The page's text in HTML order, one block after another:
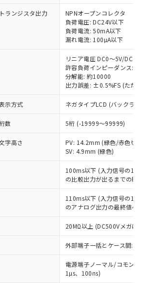
トランジスタ出力
NPNオープンコレクタ
負荷電圧: DC24V以下
負荷電流: 50mA以下
漏れ電流: 100µA以下
リニア電圧 DC0～5V/DC1
許容負荷インピーダンス:
分解能: 約10000
出力誤差: ±0.5%FS (ただ
示方式 ネガタイプLCD (バックラ
数 5桁 (-19999～99999)
字高さ
PV: 14.2mm (緑色/赤色切
SV: 4.9mm (緑色)
100ms以下 (入力信号の
の比較出力が出るまでの時
110ms以下 (入力信号の
のアナログ出力の最終値へ
20MΩ以上 (DC500Vメガに
外部端子一括とケース間:
電源端子ノーマル/コモン
1µs、100ns)
い。
ビスは、当社制御機器事業取扱
を提供させていただくもので
御機器事業取扱商品の中には、
ビスの対象外となる商品もある
況および標準価格照会結果は、
づき作成されるものであり、閲
た時点での実際の在庫および標
とは異なる場合があることをご
納期状況および標準価格はお客
取引先、またはお客様担当のオ
制御機器販売店・当社販売員に
ださい。
ン制御機器販売店や当社販売拠
況および標準価格結果を当社の
いようお願いします。
ーツ機能（部品リスト作成サー
応の商品で、対応品を出す予
中：EU RoHS指令（10物質）の
応状況を調査中または確認中の
イセンス料など無形物で、有
関係のない商品です。
事情により、非含有部品として
、含有品と判明した場合などや
することがあります。
10物質）：
以下、 水銀(Hg) 1000ppm以下、 カド
以下、
1000ppm以下、ポリ臭化ビフェニル
以下、ポリ臭化ジフェニルエーテル類
以下、フタル酸ビス(2-エチルヘキシ
：DOP) 1000ppm以下、フタル酸ブチ
） 1000ppm以下、フタル酸ジブチル
以下、フタル酸ジイソブチル
で産業用監視および制御機器に対する
ル類の４物質については閾値を超える意
いことを確認しています。
り替え状況などにより、予定
均質材料含有率が中国RoHSの
あることを示します。
均質材料含有率が中国RoHSの
ていることを示します。
認です。当社販売部門へお問
質の基準値 (GB/T26572)：
、 Hg(水銀) : 1000ppm、 Cd(カドミウ
ム) : 1000ppm、 PBBs(ポリ臭化ビフェ
、 PBDEs(ポリ臭化ジフェニルエーテ
、
ブチル) : 1000ppm、 DIBP(フタル酸ジ
、 BBP(フタル酸ブチルベンジ
ビス(2-エチルヘキシル)) : 1000ppm
使用期限
害物質（10物質）のすべてが基
ることを示します。
の使用状況下において有害物
漏えいし、環境に深刻な影響を
、これら貴社製品のうち、外国
よび外国貿易法に定める商品
｢規制貨物等」という）を輸出
国外への提供する場合は、日本
の輸出許可(または役務取引許
得するなどの必要な手続きを
規制貨物を破棄する場合は、完
砕するなど、違法に輸出されな
必要な手段を講じます。
貴社製品を、核兵器、ミサイ
学兵器、生物兵器またはその他
びにこれらの製造装置等に一切
、貴社製品を第三者に販売する
、上記1、2および3の内容を当
者に通知します。また当社は、
および販売に係わる関係者が違
出するおそれがある場合は、取
説明
一定数以上の在庫あり
在庫なし(最新の在庫状況につ
いては、お客様のお取引先、ま
たはお客様担当のオムロン制御
機器販売店・当社販売員にご確
受注生産機種、また在庫状況の